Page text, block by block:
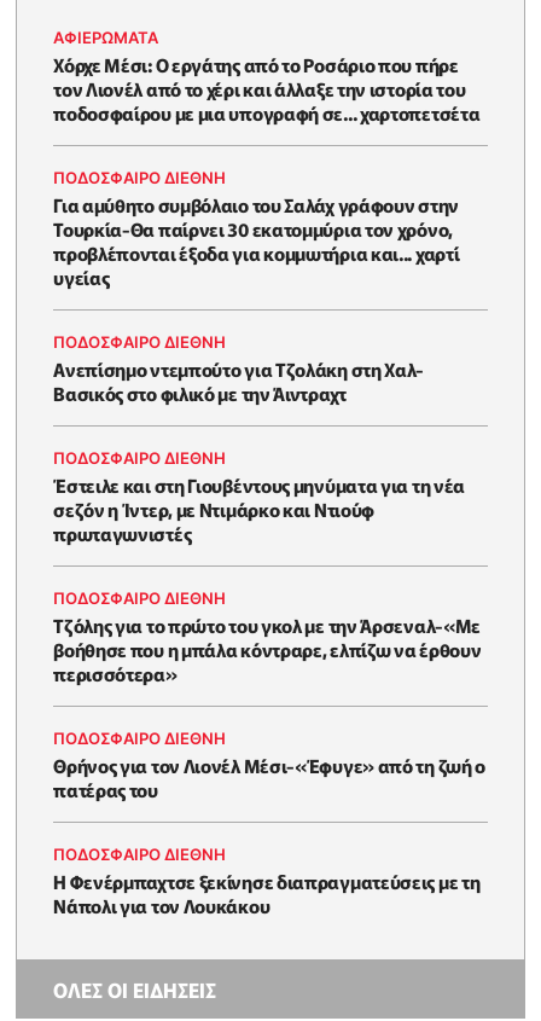
ΑΦΙΕΡΩΜΑΤΑ
Χόρχε Μέσι: Ο εργάτης από το Ροσάριο που πήρε
τον Λιονέλ από το χέρι και άλλαξε την ιστορία του
ποδοσφαίρου με μια υπογραφή σε... χαρτοπετσέτα
ΠΟΔΟΣΦΑΙΡΟ ΔΙΕΘΝΗ
Για αμύθητο συμβόλαιο του Σαλάχ γράφουν στην
Τουρκία-Θα παίρνει 30 εκατομμύρια τον χρόνο,
προβλέπονται έξοδα για κομμωτήρια και... χαρτί
υγείας
ΠΟΔΟΣΦΑΙΡΟ ΔΙΕΘΝΗ
Ανεπίσημο ντεμπούτο για Τζολάκη στη Χαλ-
Βασικός στο φιλικό με την Άιντραχτ
ΠΟΔΟΣΦΑΙΡΟ ΔΙΕΘΝΗ
Έστειλε και στη Γιουβέντους μηνύματα για τη νέα
σεζόν η Ίντερ, με Ντιμάρκο και Ντιούφ
πρωταγωνιστές
ΠΟΔΟΣΦΑΙΡΟ ΔΙΕΘΝΗ
Τζόλης για το πρώτο του γκολ με την Άρσεναλ-«Με
βοήθησε που η μπάλα κόντραρε, ελπίζω να έρθουν
περισσότερα»
ΠΟΔΟΣΦΑΙΡΟ ΔΙΕΘΝΗ
Θρήνος για τον Λιονέλ Μέσι-«Έφυγε» από τη ζωή ο
πατέρας του
ΠΟΔΟΣΦΑΙΡΟ ΔΙΕΘΝΗ
Η Φενέρμπαχτσε ξεκίνησε διαπραγματεύσεις με τη
Νάπολι για τον Λουκάκου
ΟΛΕΣ ΟΙ ΕΙΔΗΣΕΙΣ